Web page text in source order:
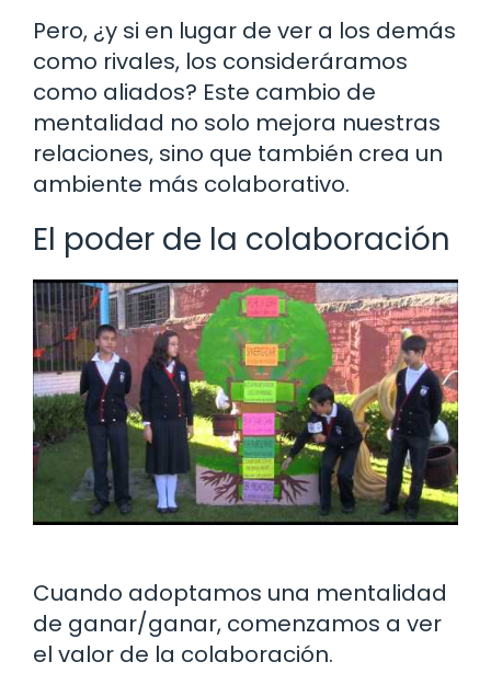
Pero, ¿y si en lugar de ver a los demás
como rivales, los consideráramos
como aliados? Este cambio de
mentalidad no solo mejora nuestras
relaciones, sino que también crea un
ambiente más colaborativo.
El poder de la colaboración
Cuando adoptamos una mentalidad
de ganar/ganar, comenzamos a ver
el valor de la colaboración.